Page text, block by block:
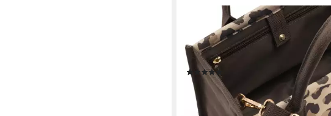
REISENTHEL®
Einkaufsshopper daily shopper XS, 4
l, Metalldruckknopf-Verschluss,
längenverstellbare Schulterriemen
ab 35,54 € 44,95 €
-21%
lieferbar - in 4-5 Werktagen bei dir